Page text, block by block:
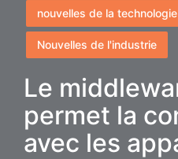
Posted
in
nouvelles de la technologie
Nouvelles de l'industrie
Le
permet la
avec les